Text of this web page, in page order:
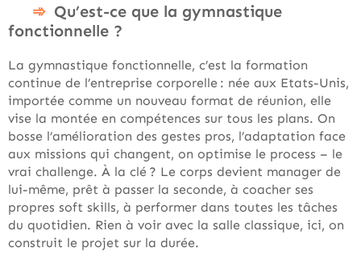
Qu’est-ce que la gymnastique
fonctionnelle ?
La gymnastique fonctionnelle, c’est la formation
continue de l’entreprise corporelle : née aux Etats-Unis,
importée comme un nouveau format de réunion, elle
vise la montée en compétences sur tous les plans. On
bosse l’amélioration des gestes pros, l’adaptation face
aux missions qui changent, on optimise le process – le
vrai challenge. À la clé ? Le corps devient manager de
lui-même, prêt à passer la seconde, à coacher ses
propres soft skills, à performer dans toutes les tâches
du quotidien. Rien à voir avec la salle classique, ici, on
construit le projet sur la durée.